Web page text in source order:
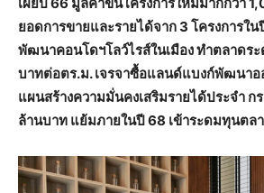
เผยปี 66 มูลค่าขึ้นโครงการใหม่มากกว่า
ยอดการขายและรายได้จาก 3 โครงการใ
พัฒนาคอนโดฯโลว์ไรส์ในเมือง ทำตลาดร
บาทต่อตร.ม. เจรจาซื้อแลนด์แบงก์พัฒนาอ
แผนสร้างความมั่นคงเสริมรายได้ประจำ ก
ล้านบาท แย้มภายในปี 68 เข้าระดมทุนตล